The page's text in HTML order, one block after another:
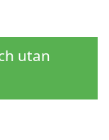
utan